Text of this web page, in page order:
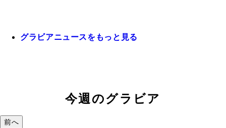
グラビアニュースをもっと見る
今週のグラビア
前へ